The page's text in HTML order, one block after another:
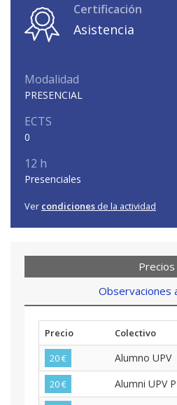
Certificación
Asistencia
Modalidad
PRESENCIAL
ECTS
0
12 h
Presenciales
Ver condiciones de la actividad
Precios
Observaciones
Precio Colectivo
20 €
Alumno UPV
20 € Alumni UPV